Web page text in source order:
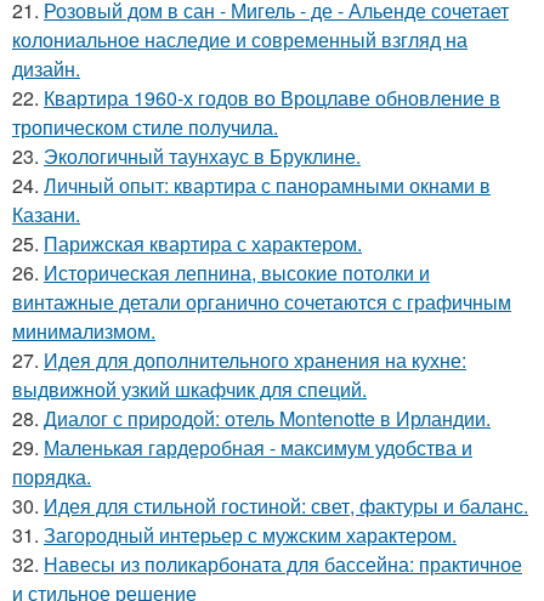
21. Розовый дом в сан - Мигель - де - Альенде сочетает
колониальное наследие и современный взгляд на
дизайн.
22. Квартира 1960-х годов во Вроцлаве обновление в
тропическом стиле получила.
23. Экологичный таунхаус в Бруклине.
24. Личный опыт: квартира с панорамными окнами в
Казани.
25. Парижская квартира с характером.
26. Историческая лепнина, высокие потолки и
винтажные детали органично сочетаются с графичным
минимализмом.
27. Идея для дополнительного хранения на кухне:
выдвижной узкий шкафчик для специй.
28. Диалог с природой: отель Montenotte в Ирландии.
29. Маленькая гардеробная - максимум удобства и
порядка.
30. Идея для стильной гостиной: свет, фактуры и баланс.
31. Загородный интерьер с мужским характером.
32. Навесы из поликарбоната для бассейна: практичное
и стильное решение